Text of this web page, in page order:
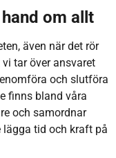
om allt
även när det rör
tar över ansvaret
och slutföra
finns bland våra
och samordnar
lägga tid och kraft på